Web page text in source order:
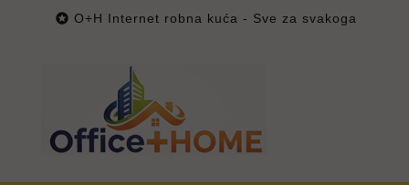
 O+H Internet robna kuća - Sve za svakoga